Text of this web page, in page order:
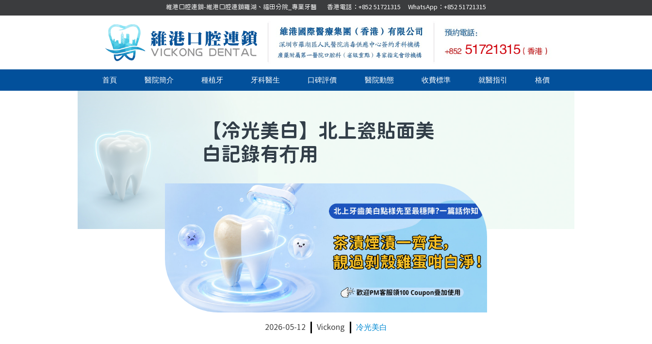
維港口腔連鎖-維港口腔連鎖羅湖、福田分院_專業牙醫 香港電話：+852 51721315 WhatsApp：+852 51721315
首頁 醫院簡介 種植牙 牙科醫生 口碑評價 醫院動態 收費標準 就醫指引 格價
【冷光美白】 北上瓷貼面美
白記錄有冇用
2026-05-12 Vickong 冷光美白